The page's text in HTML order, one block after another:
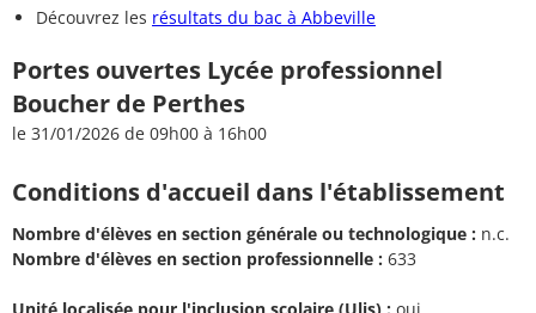
Découvrez les résultats du bac à Abbeville
Portes ouvertes Lycée professionnel
Boucher de Perthes
le 31/01/2026 de 09h00 à 16h00
Conditions d'accueil dans l'établissement
Nombre d'élèves en section générale ou technologique : n.c.
Nombre d'élèves en section professionnelle : 633